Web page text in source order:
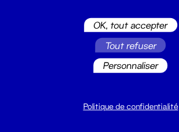
Du lundi au vendredi 14h → 18h
OK, tout accepter
Tout refuser
Personnaliser
Politique de confidentialité